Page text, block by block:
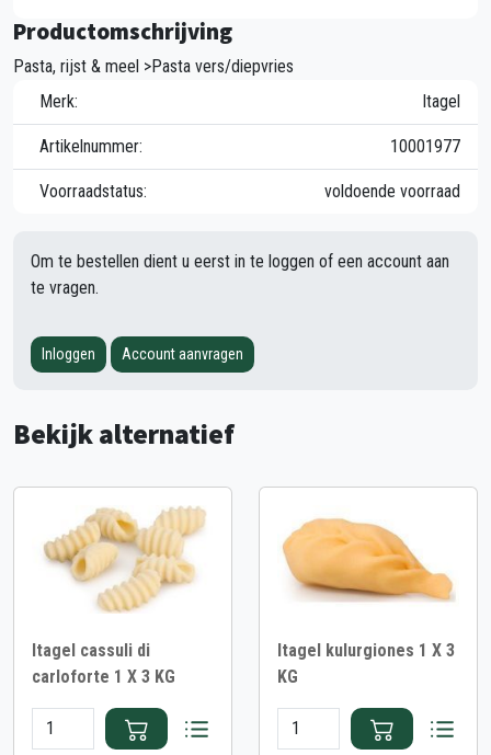
Productomschrijving
Pasta, rijst & meel >Pasta vers/diepvries
Merk:
Itagel
Artikelnummer: 10001977
Voorraadstatus: voldoende voorraad
Om te bestellen dient u eerst in te loggen of een account aan
te vragen.
Inloggen Account aanvragen
Bekijk alternatief
Itagel cassuli di
carloforte 1 X 3 KG
Itagel kulurgiones 1 X 3
KG